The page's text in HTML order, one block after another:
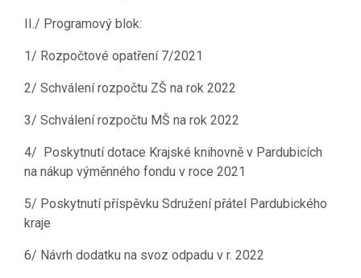
II./ Programový blok:
1/ Rozpočtové opatření 7/2021
2/ Schválení rozpočtu ZŠ na rok 2022
3/ Schválení rozpočtu MŠ na rok 2022
4/ Poskytnutí dotace Krajské knihovně v Pardubicích
na nákup výměnného fondu v roce 2021
5/ Poskytnutí příspěvku Sdružení přátel Pardubického
kraje
6/ Návrh dodatku na svoz odpadu v r. 2022